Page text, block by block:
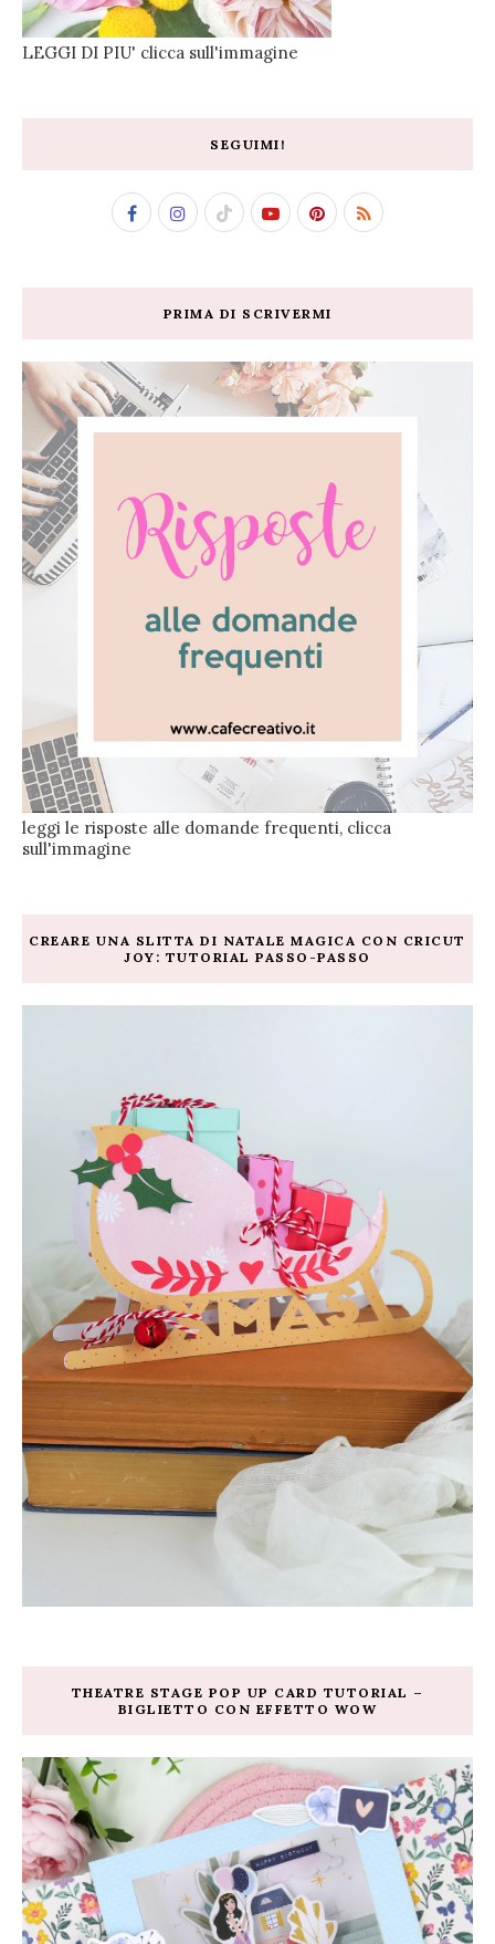
LEGGI DI PIU' clicca sull'immagine
SEGUIMI!
PRIMA DI SCRIVERMI
leggi le risposte alle domande frequenti, clicca
sull'immagine
CREARE UNA SLITTA DI NATALE MAGICA CON CRICUT
JOY: TUTORIAL PASSO-PASSO
THEATRE STAGE POP UP CARD TUTORIAL –
BIGLIETTO CON EFFETTO WOW